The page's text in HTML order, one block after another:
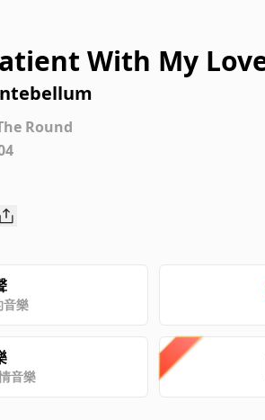
With My
Round
音樂
音樂